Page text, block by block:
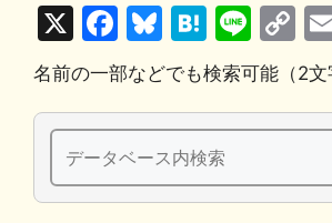
X
F
a
c
e
b
o
Bl
u
e
s
k
y
H
at
e
n
a
Li
n
e
C
o
p
y
n
名前の一部などでも検索可能（2文
検
索: